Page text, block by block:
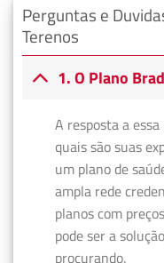
Perguntas e
Terenos
1. O Plano
A resposta a
quais são suas
um plano de
ampla rede
planos com
pode ser a
procurando.